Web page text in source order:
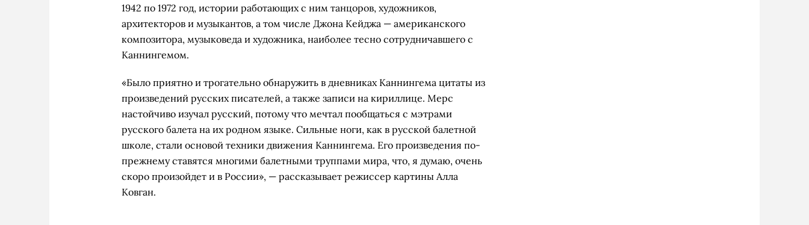
1942 по 1972 год, истории работающих с ним танцоров, художников,
архитекторов и музыкантов, а том числе Джона Кейджа — американского
композитора, музыковеда и художника, наиболее тесно сотрудничавшего с
Каннингемом.
«Было приятно и трогательно обнаружить в дневниках Каннингема цитаты из
произведений русских писателей, а также записи на кириллице. Мерс
настойчиво изучал русский, потому что мечтал пообщаться с мэтрами
русского балета на их родном языке. Сильные ноги, как в русской балетной
школе, стали основой техники движения Каннингема. Его произведения по-
прежнему ставятся многими балетными труппами мира, что, я думаю, очень
скоро произойдет и в России», — рассказывает режиссер картины Алла
Ковган.